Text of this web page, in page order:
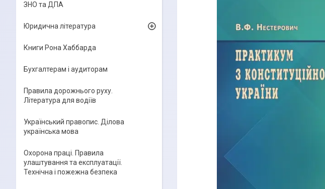
ЗНО та ДПА
Юридична література
Книги Рона Хаббарда
Бухгалтерам і аудиторам
Правила дорожнього руху.
Література для водіїв
Український правопис. Ділова
українська мова
Охорона праці. Правила
улаштування та експлуатації.
Технічна і пожежна безпека